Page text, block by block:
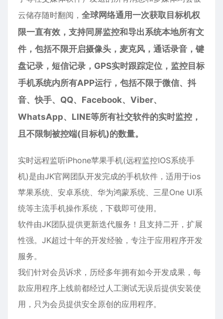
云储存随时翻阅， 全球网络通用一次获取目标机权
限一直有效，支持同屏监控和导出系统本地所有文
件，包括不限开启摄像头，麦克风，通话录音，键
盘记录，短信记录，GPS实时跟踪定位，监控目标
手机系统内所有APP运行，包括不限于微信、抖
音、快手、QQ、Facebook、Viber、
WhatsApp、LINE等所有社交软件的实时监控，
且不限制被控端(目标机)的数量。
实时远程监听iPhone苹果手机(远程监控IOS系统手
机)是由JK官网团队开发完成的手机软件，适用于ios
苹果系统、安卓系统、华为鸿蒙系统、三星One UI系
统等主流手机操作系统，下载即可使用。
软件由JK团队提供更新迭代服务！且支持二开，扩展
性强。JK超过十年的开发经验，专注于应用程序开发
服务。
我们针对会员诉求，历经多年拥有如今开发成果，每
款应用程序上线前都经过人工测试无误后提供安装使
用，只为会员提供安全原创的应用程序。